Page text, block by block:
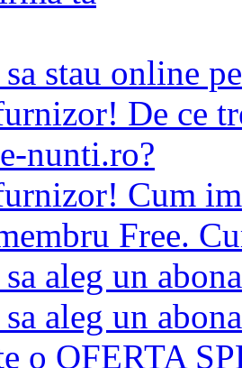
sa stau online
De ce
nunti.ro?
Cum
Free.
aleg un
aleg un
o OFERTA